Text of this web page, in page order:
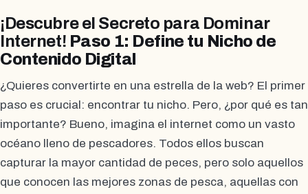
¡Descubre el Secreto para Dominar
Internet! Paso 1: Define tu Nicho de
Contenido Digital
¿Quieres convertirte en una estrella de la web? El primer
paso es crucial: encontrar tu nicho. Pero, ¿por qué es tan
importante? Bueno, imagina el internet como un vasto
océano lleno de pescadores. Todos ellos buscan
capturar la mayor cantidad de peces, pero solo aquellos
que conocen las mejores zonas de pesca, aquellas con